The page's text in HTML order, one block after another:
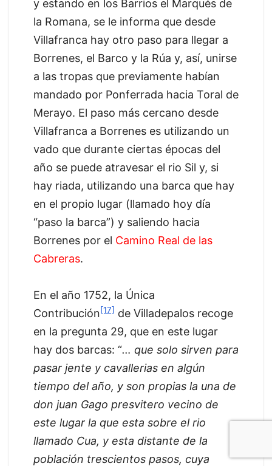
y estando en los Barrios el Marqués de
la Romana, se le informa que desde
Villafranca hay otro paso para llegar a
Borrenes, el Barco y la Rúa y, así, unirse
a las tropas que previamente habían
mandado por Ponferrada hacia Toral de
Merayo. El paso más cercano desde
Villafranca a Borrenes es utilizando un
vado que durante ciertas épocas del
año se puede atravesar el rio Sil y, si
hay riada, utilizando una barca que hay
en el propio lugar (llamado hoy día
“paso la barca”) y saliendo hacia
Borrenes por el Camino Real de las
Cabreras.
En el año 1752, la Única
Contribución[17] de Villadepalos recoge
en la pregunta 29, que en este lugar
hay dos barcas: “… que solo sirven para
pasar jente y cavallerias en algún
tiempo del año, y son propias la una de
don juan Gago presvitero vecino de
este lugar la que esta sobre el rio
llamado Cua, y esta distante de la
población trescientos pasos, cuya